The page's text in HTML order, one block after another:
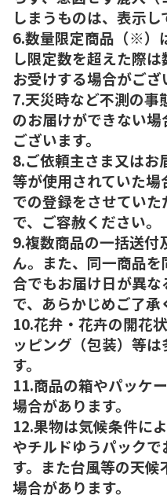
しまうものは、表示し
6.数量限定商品（※）
し限定数を超えた際
お受けする場合がござ
7.天災時など不測の事
のお届けができない
ございます。
8.ご依頼主さま又はお
等が使用されていた
での登録をさせてい
で、ご容赦ください。
9.複数商品の一括送付
ん。また、同一商品
合でもお届け日が異
で、あらかじめご了承
10.花弁・花卉の開花
ッピング（包装）等
す。
11.商品の箱やパッケ
場合があります。
12.果物は気候条件に
やチルドゆうパック
す。また台風等の天
場合があります。